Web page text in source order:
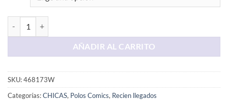
AÑADIR AL CARRITO
SKU:468173W
Categorías:CHICAS, Polos Comics, Recien llegados